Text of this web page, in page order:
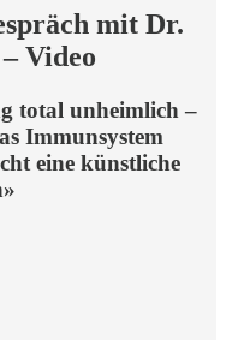
mit Dr.
Video
total unheimlich –
Immunsystem
eine künstliche